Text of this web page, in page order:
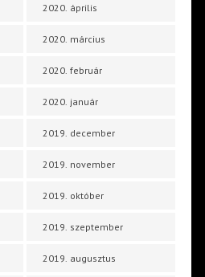
2020. április
2020. március
2020. február
2020. január
2019. december
2019. november
2019. október
2019. szeptember
2019. augusztus